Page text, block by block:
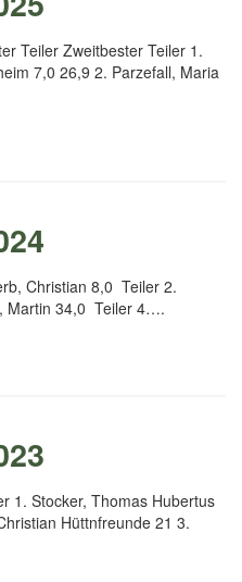
Teiler Zweitbester Teiler 1.
7,0 26,9 2. Parzefall, Maria
Christian 8,0 Teiler 2.
Martin 34,0 Teiler 4….
1. Stocker, Thomas Hubertus
Hüttnfreunde 21 3.